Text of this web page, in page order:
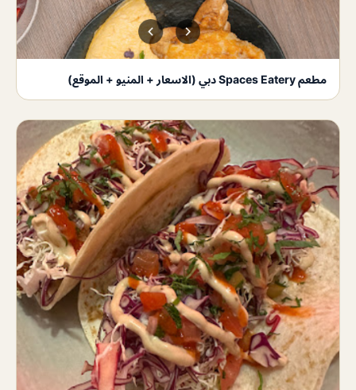
مطعم Spaces Eatery دبي (الاسعار + المنيو + الموقع)